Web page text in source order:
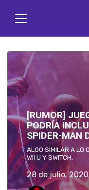
[RUMOR]
PODRÍA
SPIDER-MAN
ALGO SIMILAR A LO
WII U Y SWITCH.
28 de julio, 2020